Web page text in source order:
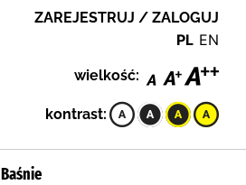
ZAREJESTRUJ / ZALOGUJ
PL EN
wielkość:
kontrast:
Baśnie